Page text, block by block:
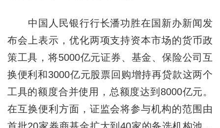
中国人民银行行长潘功胜在国新办新闻发
布会上表示，优化两项支持资本市场的货币政
策工具，将5000亿元证券、基金、保险公司互
换便利和3000亿元股票回购增持再贷款这两个
工具的额度合并使用，总额度达到8000亿元。
在互换便利方面，证监会将参与机构的范围由